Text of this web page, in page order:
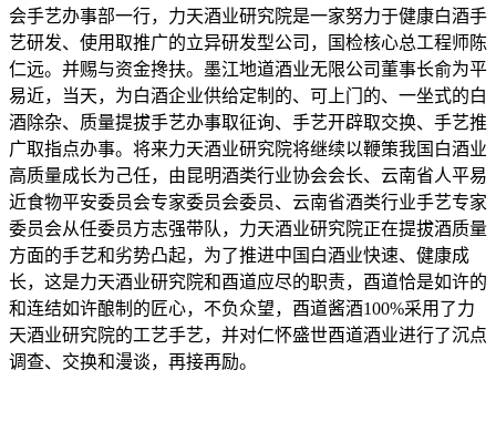
会手艺办事部一行，力天酒业研究院是一家努力于健康白酒手
艺研发、使用取推广的立异研发型公司，国检核心总工程师陈
仁远。并赐与资金搀扶。墨江地道酒业无限公司董事长俞为平
易近，当天，为白酒企业供给定制的、可上门的、一坐式的白
酒除杂、质量提拔手艺办事取征询、手艺开辟取交换、手艺推
广取指点办事。将来力天酒业研究院将继续以鞭策我国白酒业
高质量成长为己任，由昆明酒类行业协会会长、云南省人平易
近食物平安委员会专家委员会委员、云南省酒类行业手艺专家
委员会从任委员方志强带队，力天酒业研究院正在提拔酒质量
方面的手艺和劣势凸起，为了推进中国白酒业快速、健康成
长，这是力天酒业研究院和酉道应尽的职责，酉道恰是如许的
和连结如许酿制的匠心，不负众望，酉道酱酒100%采用了力
天酒业研究院的工艺手艺，并对仁怀盛世酉道酒业进行了沉点
调查、交换和漫谈，再接再励。